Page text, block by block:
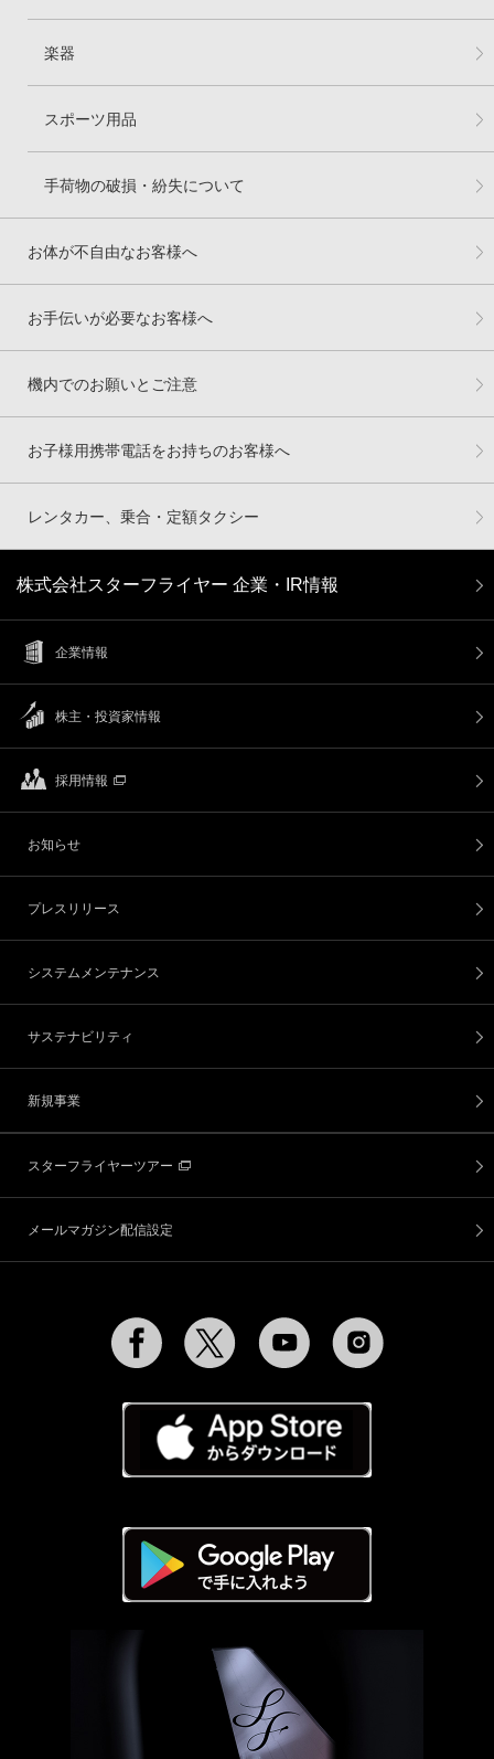
楽器
スポーツ用品
手荷物の破損・紛失について
お体が不自由なお客様へ
お手伝いが必要なお客様へ
機内でのお願いとご注意
お子様用携帯電話をお持ちのお客様へ
レンタカー、乗合・定額タクシー
株式会社スターフライヤー 企業・IR情報
企業情報
株主・投資家情報
採用情報
お知らせ
プレスリリース
システムメンテナンス
サステナビリティ
新規事業
スターフライヤーツアー
メールマガジン配信設定
Facebook Twitter YouTube Instagram